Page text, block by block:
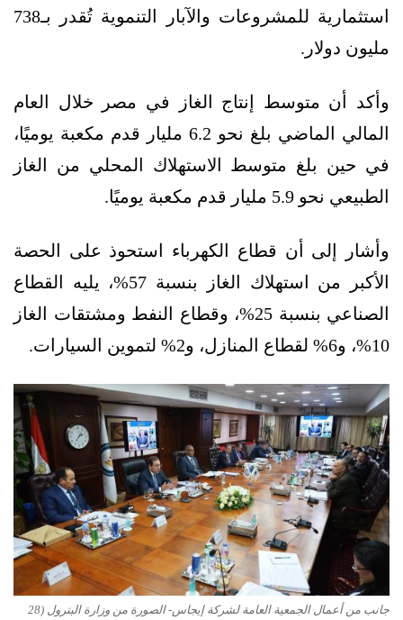
استثمارية للمشروعات والآبار التنموية تُقدر بـ738
مليون دولار.
وأكد أن متوسط إنتاج الغاز في مصر خلال العام
المالي الماضي بلغ نحو 6.2 مليار قدم مكعبة يوميًا،
في حين بلغ متوسط الاستهلاك المحلي من الغاز
الطبيعي نحو 5.9 مليار قدم مكعبة يوميًا.
وأشار إلى أن قطاع الكهرباء استحوذ على الحصة
الأكبر من استهلاك الغاز بنسبة 57%، يليه القطاع
الصناعي بنسبة 25%، وقطاع النفط ومشتقات الغاز
10%، و6% لقطاع المنازل، و2% لتموين السيارات.
جانب من أعمال الجمعية العامة لشركة إيجاس- الصورة من وزارة البترول (28